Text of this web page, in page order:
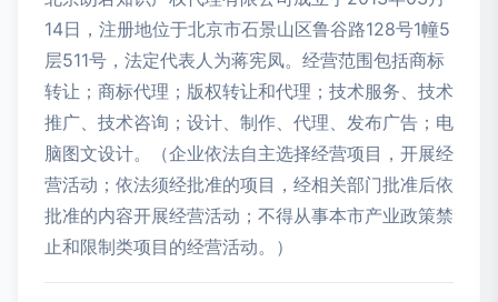
14日，注册地位于北京市石景山区鲁谷路128号1幢5
层511号，法定代表人为蒋宪凤。经营范围包括商标
转让；商标代理；版权转让和代理；技术服务、技术
推广、技术咨询；设计、制作、代理、发布广告；电
脑图文设计。（企业依法自主选择经营项目，开展经
营活动；依法须经批准的项目，经相关部门批准后依
批准的内容开展经营活动；不得从事本市产业政策禁
止和限制类项目的经营活动。）